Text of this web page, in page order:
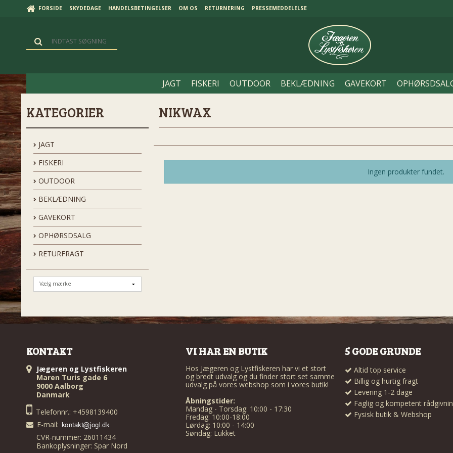
FORSIDE SKYDEDAGE HANDELSBETINGELSER OM OS RETURNERING PRESSEMEDDELELSE
JAGT FISKERI OUTDOOR BEKLÆDNING GAVEKORT
KATEGORIER
JAGT
FISKERI
OUTDOOR
BEKLÆDNING
GAVEKORT
OPHØRSDSALG
RETURFRAGT
NIKWAX
Ingen produkter fundet.
KONTAKT
Jægeren og Lystfiskeren
Maren Turis gade 6
9000 Aalborg
Danmark
Telefonnr.: +4598139400
E-mail:
CVR-nummer: 26011434
Bankoplysninger: Spar Nord
VI HAR EN BUTIK
Hos Jægeren og Lystfiskeren har vi et stort
og bredt udvalg og du finder stort set samme
udvalg på vores webshop som i vores butik!
Åbningstider:
Mandag - Torsdag: 10:00 - 17:30
Fredag: 10:00-18:00
Lørdag: 10:00 - 14:00
Søndag: Lukket
5 GODE GRUNDE
Altid top service
Billig og hurtig fragt
Levering 1-2 dage
Faglig og kompetent
Fysisk butik & Webshop